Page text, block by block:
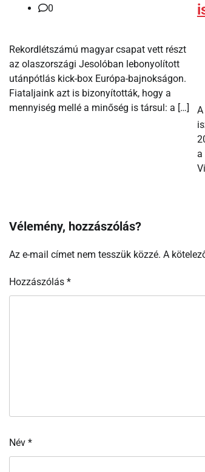
0
Rekordlétszámú magyar csapat vett részt
az olaszországi Jesolóban lebonyolított
utánpótlás kick-box Európa-bajnokságon.
Fiataljaink azt is bizonyították, hogy a
mennyiség mellé a minőség is társul: a […]
a
Vélemény, hozzászólás?
Az e-mail címet nem tesszük közzé. A
Hozzászólás *
Név *